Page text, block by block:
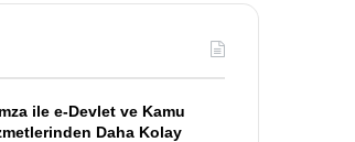
ile e-Devlet ve Kamu
Daha Kolay